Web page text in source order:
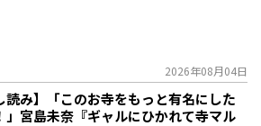
2026年08月04日
読み】「このお寺をもっと有名にした
」宮島未奈『ギャルにひかれて寺マル